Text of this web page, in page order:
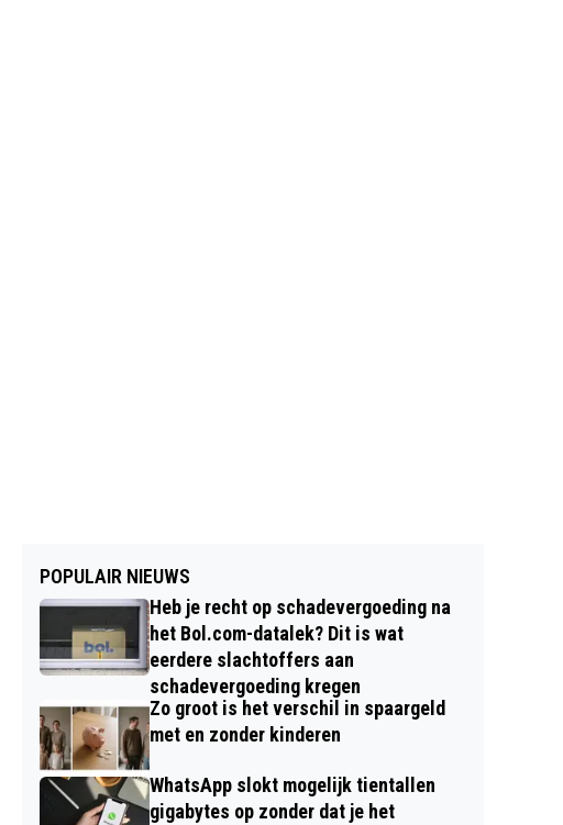
POPULAIR NIEUWS
Heb je recht op schadevergoeding na
het Bol.com-datalek? Dit is wat
eerdere slachtoffers aan
schadevergoeding kregen
Zo groot is het verschil in spaargeld
met en zonder kinderen
WhatsApp slokt mogelijk tientallen
gigabytes op zonder dat je het